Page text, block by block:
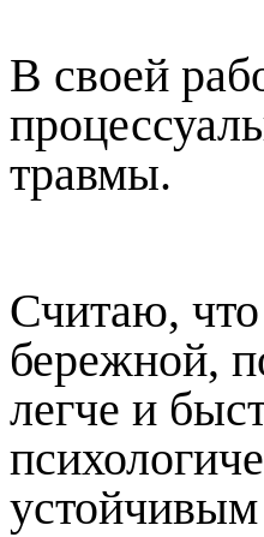
В своей
травмы.
Считаю,
бережной,
легче и